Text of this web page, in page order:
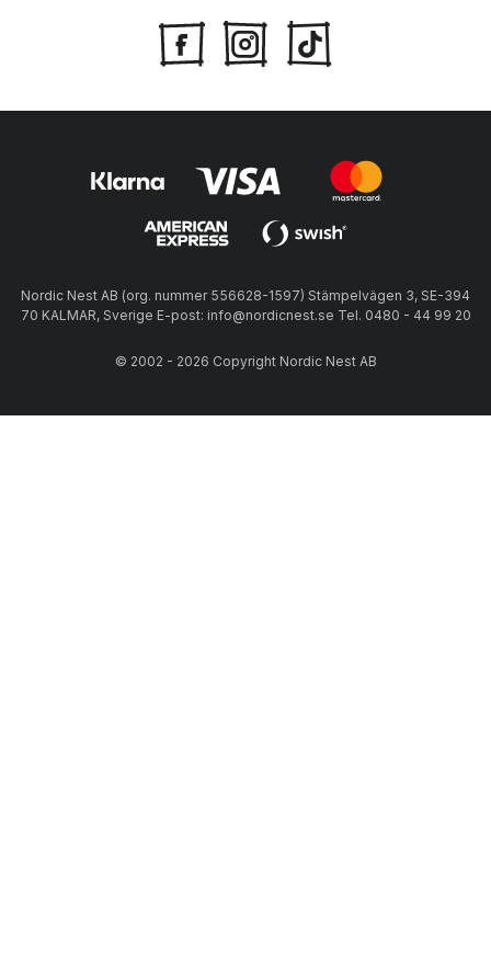
Nordic Nest AB (org. nummer 556628-1597) Stämpelvägen 3, SE-394
70 KALMAR, Sverige E-post: info@nordicnest.se Tel. 0480 - 44 99 20
© 2002 - 2026 Copyright Nordic Nest AB